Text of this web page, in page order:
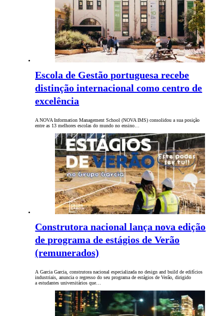
Escola de Gestão portuguesa recebe
distinção internacional como centro de
excelência
A NOVA Information Management School (NOVA IMS) consolidou a sua posição
entre as 13 melhores escolas do mundo no ensino…
Construtora nacional lança nova edição
de programa de estágios de Verão
(remunerados)
A Garcia Garcia, construtora nacional especializada no design and build de edifícios
industriais, anuncia o regresso do seu programa de estágios de Verão, dirigido
a estudantes universitários que…